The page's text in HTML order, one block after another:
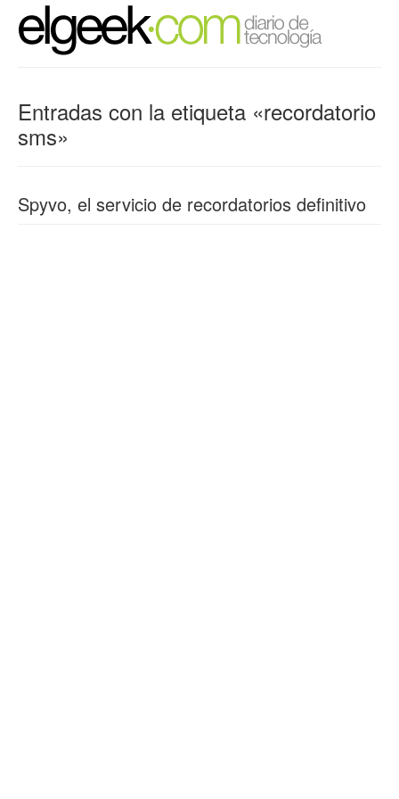
Entradas con la etiqueta «recordatorio
sms»
Spyvo, el servicio de recordatorios definitivo